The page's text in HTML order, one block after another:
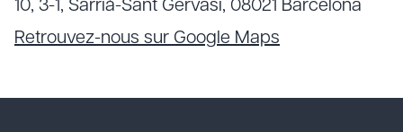
10, 3-1, Sarrià-Sant Gervasi, 08021 Barcelona
Retrouvez-nous sur Google Maps